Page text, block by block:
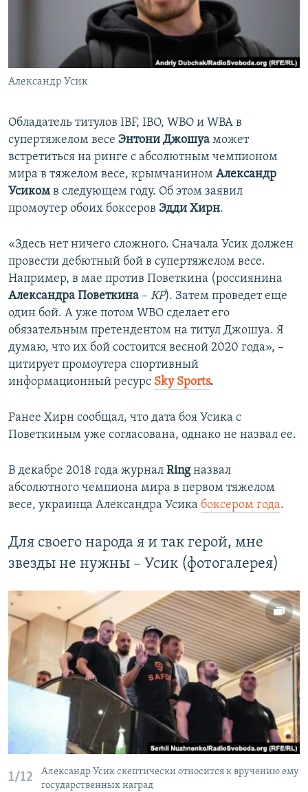
ПОБЕДИТЕЛЕЙ НЕ СУДЯТ?
КРЫМ.НЕПОКОРЕННЫЙ
УКРАИНСКАЯ ПРОБЛЕМА КРЫМА
ПРИСОЕДИНЯЙТЕСЬ!
Александр Усик
Обладатель титулов IBF, IBO, WBO и WBA в
супертяжелом весе Энтони Джошуа может
встретиться на ринге с абсолютным чемпионом
мира в тяжелом весе, крымчанином Александр
Усиком в следующем году. Об этом заявил
промоутер обоих боксеров Эдди Хирн.
«Здесь нет ничего сложного. Сначала Усик должен
провести дебютный бой в супертяжелом весе.
Например, в мае против Поветкина (россиянина
Александра Поветкина – КР). Затем проведет еще
один бой. А уже потом WBO сделает его
обязательным претендентом на титул Джошуа. Я
думаю, что их бой состоится весной 2020 года», –
цитирует промоутера спортивный
информационный ресурс Sky Sports.
Ранее Хирн сообщал, что дата боя Усика с
Поветкиным уже согласована, однако не назвал ее.
В декабре 2018 года журнал Ringназвал
абсолютного чемпиона мира в первом тяжелом
весе, украинца Александра Усика боксером года.
Для своего народа я и так герой, мне
звезды не нужны – Усик (фотогалерея)
1/12
Александр Усик скептически относится к вручению ему
государственных наград